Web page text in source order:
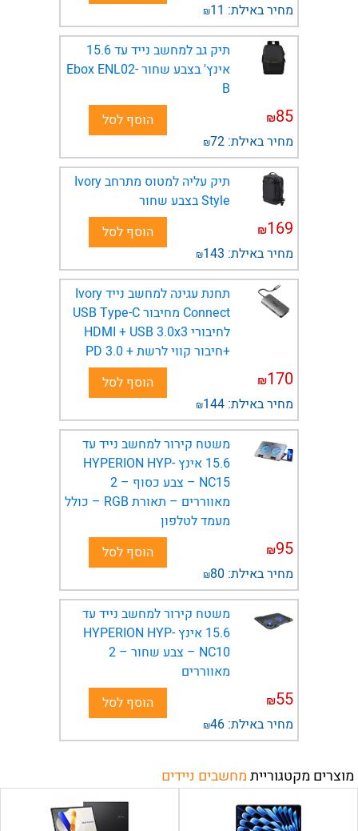
מחיר באילת: 11
₪
תיק גב למחשב נייד עד 15.6
אינץ' בצבע שחור Ebox ENL02-
B
85
₪
מחיר באילת: 72
₪
הוסף לסל
תיק עליה למטוס מתרחב Ivory
Style בצבע שחור
169
₪
מחיר באילת: 143
₪
הוסף לסל
תחנת עגינה למחשב נייד Ivory
Connect מחיבור USB Type-C
לחיבורי HDMI + USB 3.0x3
+חיבור קווי לרשת + PD 3.0
170
₪
מחיר באילת: 144
₪
הוסף לסל
משטח קירור למחשב נייד עד
15.6 אינץ HYPERION HYP-
NC15 – צבע כסוף – 2
מאווררים – תאורת RGB – כולל
מעמד לטלפון
95
₪
מחיר באילת: 80
₪
הוסף לסל
משטח קירור למחשב נייד עד
15.6 אינץ HYPERION HYP-
NC10 – צבע שחור – 2
מאווררים
55
₪
מחיר באילת: 46
₪
הוסף לסל
מוצרים מקטגורייתמחשבים ניידים